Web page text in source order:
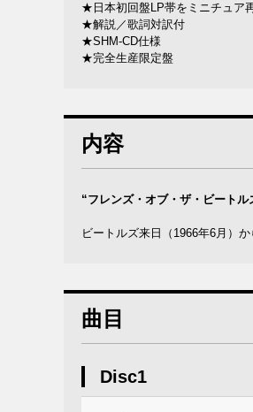
★日本初回盤LP帯をミニチュア
★解説／歌詞対訳付
★SHM-CD仕様
★完全生産限定盤
内容
“フレンズ・オブ・ザ・ビート
ビートルズ来日（1966年6月）
曲目
Disc1